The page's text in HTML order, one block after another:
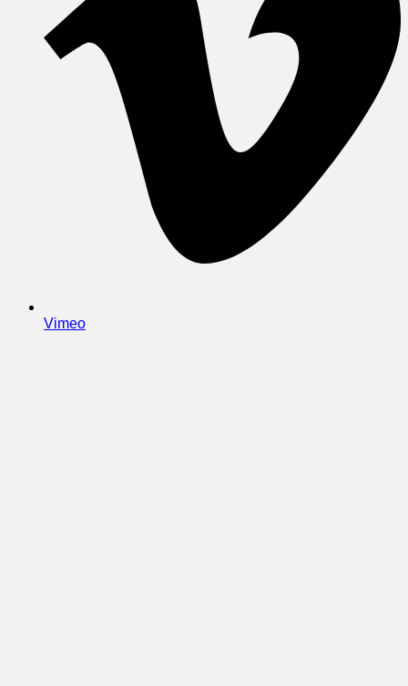
Vimeo